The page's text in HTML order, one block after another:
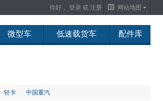
你好， 登录 或 注册 网站地图
微型车 低速载货车 配件库
轻卡 中国重汽